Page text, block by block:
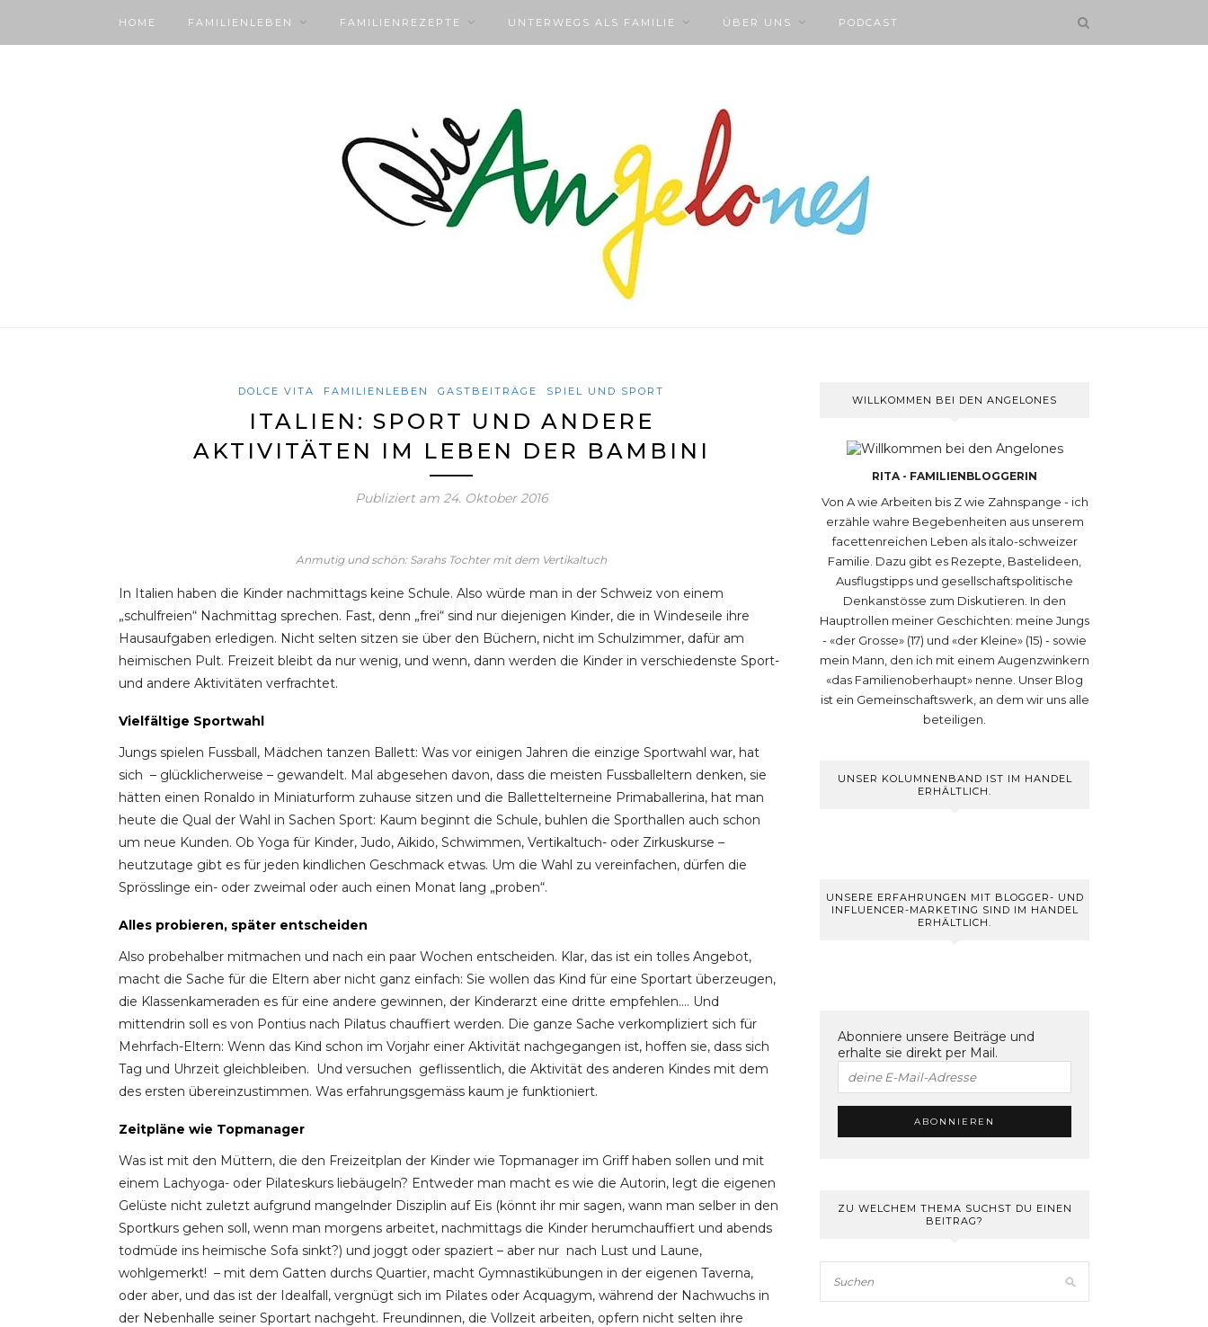
HOME FAMILIENLEBEN FAMILIENREZEPTE UNTERWEGS ALS FAMILIE ÜBER UNS PODCAST
DOLCE VITA FAMILIENLEBEN GASTBEITRÄGE SPIEL UND SPORT
ITALIEN: SPORT UND ANDERE
AKTIVITÄTEN IM LEBEN DER BAMBINI
Publiziert am 24. Oktober 2016
Anmutig und schön: Sarahs Tochter mit dem Vertikaltuch
In Italien haben die Kinder nachmittags keine Schule. Also würde man in der Schweiz von einem
„schulfreien“ Nachmittag sprechen. Fast, denn „frei“ sind nur diejenigen Kinder, die in Windeseile ihre
Hausaufgaben erledigen. Nicht selten sitzen sie über den Büchern, nicht im Schulzimmer, dafür am
heimischen Pult. Freizeit bleibt da nur wenig, und wenn, dann werden die Kinder in verschiedenste Sport-
und andere Aktivitäten verfrachtet.
Vielfältige Sportwahl
Jungs spielen Fussball, Mädchen tanzen Ballett: Was vor einigen Jahren die einzige Sportwahl war, hat
sich – glücklicherweise – gewandelt. Mal abgesehen davon, dass die meisten Fussballeltern denken, sie
hätten einen Ronaldo in Miniaturform zuhause sitzen und die Ballettelterneine Primaballerina, hat man
heute die Qual der Wahl in Sachen Sport: Kaum beginnt die Schule, buhlen die Sporthallen auch schon
um neue Kunden. Ob Yoga für Kinder, Judo, Aikido, Schwimmen, Vertikaltuch- oder Zirkuskurse –
heutzutage gibt es für jeden kindlichen Geschmack etwas. Um die Wahl zu vereinfachen, dürfen die
Sprösslinge ein- oder zweimal oder auch einen Monat lang „proben“.
Alles probieren, später entscheiden
Also probehalber mitmachen und nach ein paar Wochen entscheiden. Klar, das ist ein tolles Angebot,
macht die Sache für die Eltern aber nicht ganz einfach: Sie wollen das Kind für eine Sportart überzeugen,
die Klassenkameraden es für eine andere gewinnen, der Kinderarzt eine dritte empfehlen…. Und
mittendrin soll es von Pontius nach Pilatus chauffiert werden. Die ganze Sache verkompliziert sich für
Mehrfach-Eltern: Wenn das Kind schon im Vorjahr einer Aktivität nachgegangen ist, hoffen sie, dass sich
Tag und Uhrzeit gleichbleiben. Und versuchen geflissentlich, die Aktivität des anderen Kindes mit dem
des ersten übereinzustimmen. Was erfahrungsgemäss kaum je funktioniert.
Zeitpläne wie Topmanager
Was ist mit den Müttern, die den Freizeitplan der Kinder wie Topmanager im Griff haben sollen und mit
einem Lachyoga- oder Pilateskurs liebäugeln? Entweder man macht es wie die Autorin, legt die eigenen
Gelüste nicht zuletzt aufgrund mangelnder Disziplin auf Eis (könnt ihr mir sagen, wann man selber in den
Sportkurs gehen soll, wenn man morgens arbeitet, nachmittags die Kinder herumchauffiert und abends
todmüde ins heimische Sofa sinkt?) und joggt oder spaziert – aber nur nach Lust und Laune,
wohlgemerkt! – mit dem Gatten durchs Quartier, macht Gymnastikübungen in der eigenen Taverna,
oder aber, und das ist der Idealfall, vergnügt sich im Pilates oder Acquagym, während der Nachwuchs in
der Nebenhalle seiner Sportart nachgeht. Freundinnen, die Vollzeit arbeiten, opfern nicht selten ihre
WILLKOMMEN BEI DEN ANGELONES
RITA - FAMILIENBLOGGERIN
Von A wie Arbeiten bis Z wie Zahnspange - ich
erzähle wahre Begebenheiten aus unserem
facettenreichen Leben als italo-schweizer
Familie. Dazu gibt es Rezepte, Bastelideen,
Ausflugstipps und gesellschaftspolitische
Denkanstösse zum Diskutieren. In den
Hauptrollen meiner Geschichten: meine Jungs
- «der Grosse» (17) und «der Kleine» (15) - sowie
mein Mann, den ich mit einem Augenzwinkern
«das Familienoberhaupt» nenne. Unser Blog
ist ein Gemeinschaftswerk, an dem wir uns alle
beteiligen.
UNSER KOLUMNENBAND IST IM HANDEL
ERHÄLTLICH.
UNSERE ERFAHRUNGEN MIT BLOGGER- UND
INFLUENCER-MARKETING SIND IM HANDEL
ERHÄLTLICH.
Abonniere unsere Beiträge und
erhalte sie direkt per Mail.
ZU WELCHEM THEMA SUCHST DU EINEN
BEITRAG?